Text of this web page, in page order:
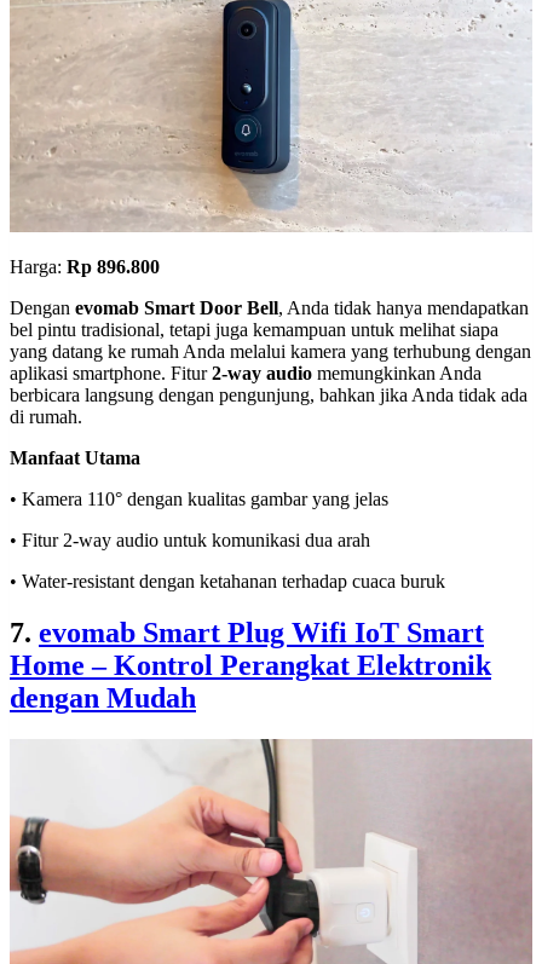
Harga: Rp 896.800
Dengan evomab Smart Door Bell, Anda tidak hanya mendapatkan
bel pintu tradisional, tetapi juga kemampuan untuk melihat siapa
yang datang ke rumah Anda melalui kamera yang terhubung dengan
aplikasi smartphone. Fitur2-way audio memungkinkan Anda
berbicara langsung dengan pengunjung, bahkan jika Anda tidak ada
di rumah.
Manfaat Utama
• Kamera 110° dengan kualitas gambar yang jelas
• Fitur 2-way audio untuk komunikasi dua arah
• Water-resistant dengan ketahanan terhadap cuaca buruk
7. evomab Smart Plug Wifi IoT Smart
Home – Kontrol Perangkat Elektronik
dengan Mudah